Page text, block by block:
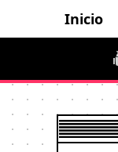
Inicio